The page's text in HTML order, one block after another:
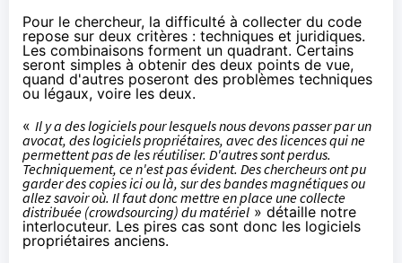
Pour le chercheur, la difficulté à collecter du code
repose sur deux critères : techniques et juridiques.
Les combinaisons forment un quadrant. Certains
seront simples à obtenir des deux points de vue,
quand d'autres poseront des problèmes techniques
ou légaux, voire les deux.
« Il y a des logiciels pour lesquels nous devons passer par un
avocat, des logiciels propriétaires, avec des licences qui ne
permettent pas de les réutiliser. D'autres sont perdus.
Techniquement, ce n'est pas évident. Des chercheurs ont pu
garder des copies ici ou là, sur des bandes magnétiques ou
allez savoir où. Il faut donc mettre en place une collecte
distribuée (crowdsourcing) du matériel » détaille notre
interlocuteur. Les pires cas sont donc les logiciels
propriétaires anciens.